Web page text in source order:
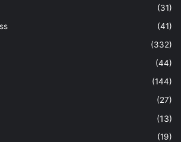
(31)
(41)
(332)
(44)
(144)
(27)
(13)
(19)